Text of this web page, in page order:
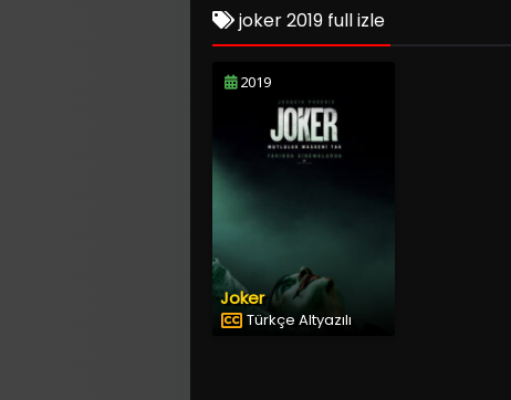
joker 2019 full izle
2019
Joker
Türkçe Altyazılı